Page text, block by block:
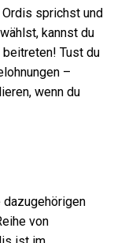
sprichst und
kannst du
Tust du
–
wenn du
von